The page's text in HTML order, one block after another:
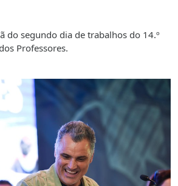
do segundo dia de trabalhos do 14.º
Professores.